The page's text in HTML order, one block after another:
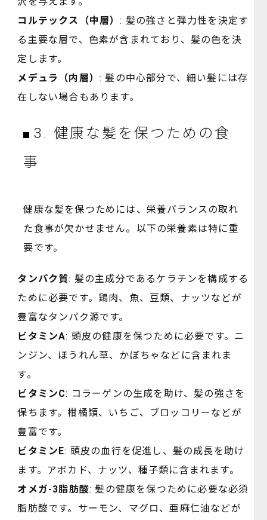
コルテックス（中層）: 髪の強さと弾力性を決定す
る主要な層で、色素が含まれており、髪の色を決
定します。
メデュラ（内層） : 髪の中心部分で、細い髪には存
在しない場合もあります。
3. 健康な髪を保つための食
事
健康な髪を保つためには、栄養バランスの取れ
た食事が欠かせません。以下の栄養素は特に重
要です。
タンパク質: 髪の主成分であるケラチンを構成する
ために必要です。鶏肉、魚、豆類、ナッツなどが
豊富なタンパク源です。
ビタミンA: 頭皮の健康を保つために必要です。ニ
ンジン、ほうれん草、かぼちゃなどに含まれま
す。
ビタミンC: コラーゲンの生成を助け、髪の強さを
保ちます。柑橘類、いちご、ブロッコリーなどが
豊富です。
ビタミンE: 頭皮の血行を促進し、髪の成長を助け
ます。アボカド、ナッツ、種子類に含まれます。
オメガ-3脂肪酸: 髪の健康を保つために必要な必須
脂肪酸です。サーモン、マグロ、亜麻仁油などが